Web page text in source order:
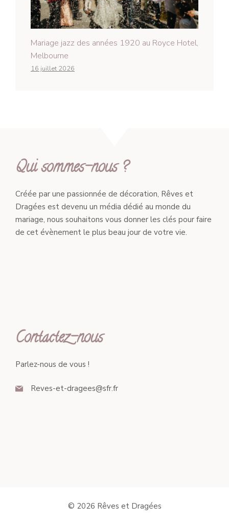
Mariage jazz des années 1920 au Royce Hotel,
Melbourne
16 juillet 2026
Qui sommes-nous ?
Créée par une passionnée de décoration, Rêves et
Dragées est devenu un média dédié au monde du
mariage, nous souhaitons vous donner les clés pour faire
de cet évènement le plus beau jour de votre vie.
Contactez-nous
Parlez-nous de vous !
Reves-et-dragees@sfr.fr
© 2026 Rêves et Dragées